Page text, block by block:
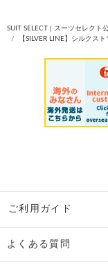
SUIT SELECT | スーツセレクト
【SILVER LINE】シルクス
ご利用ガイド
よくある質問